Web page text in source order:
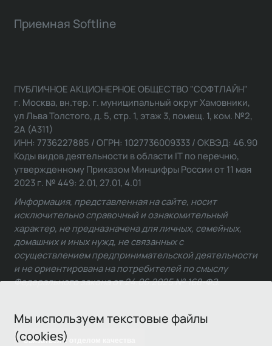
Мы используем текстовые файлы
(cookies)
Приемная Softline
Связаться с отделом качества
ПУБЛИЧНОЕ АКЦИОНЕРНОЕ ОБЩЕСТВО "СОФТЛАЙН"
г. Москва, вн.тер. г. муниципальный округ Хамовники,
ул Льва Толстого, д. 5, стр. 1, этаж 3, помещ. 1, ком. №2,
2А (А311)
ИНН: 7736227885 / ОГРН: 1027736009333 / ОКВЭД: 46.90
Коды видов деятельности в области IT по перечню,
утвержденному Приказом Минцифры России от 11 мая
2023 г. № 449: 2.01, 27.01, 4.01
Информация, представленная на сайте, носит
исключительно справочный и ознакомительный
характер, не предназначена для личных, семейных,
домашних и иных нужд, не связанных с
осуществлением предпринимательской деятельности
и не ориентирована на потребителей по смыслу
Федерального закона от 24.06.2025 № 168-ФЗ.